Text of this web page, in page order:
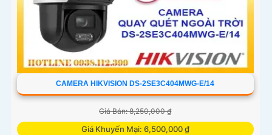
CAMERA HIKVISION DS-2SE3C404MWG-E/14
Giá Bán: 8,250,000 ₫
Giá Khuyến Mại: 6,500,000 ₫